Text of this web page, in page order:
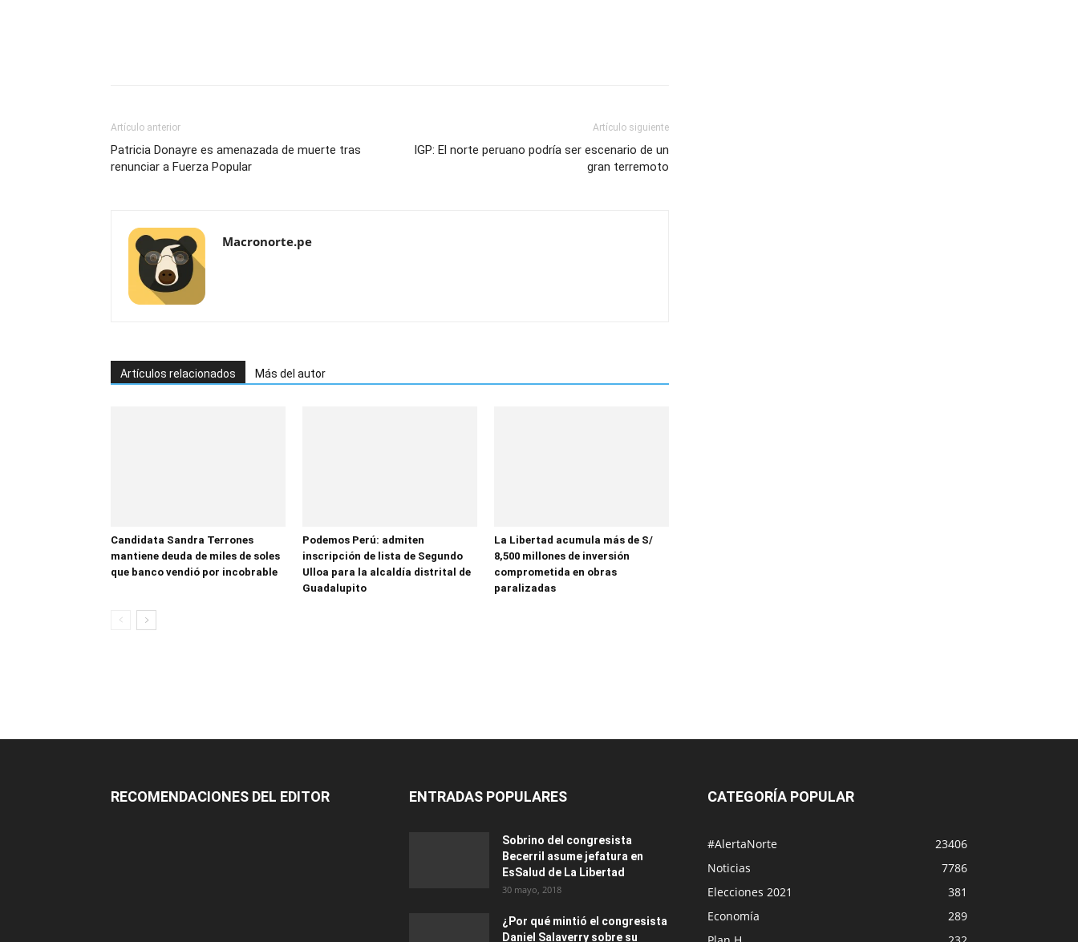
Artículo anterior
Patricia Donayre es amenazada de muerte tras
renunciar a Fuerza Popular
Artículo siguiente
IGP: El norte peruano podría ser escenario de un
gran terremoto
Macronorte.pe
Artículos relacionados Más del autor
Candidata Sandra Terrones
mantiene deuda de miles de soles
que banco vendió por incobrable
Podemos Perú: admiten
inscripción de lista de Segundo
Ulloa para la alcaldía distrital de
Guadalupito
La Libertad acumula más de S/
8,500 millones de inversión
comprometida en obras
paralizadas
RECOMENDACIONES DEL EDITOR ENTRADAS POPULARES
Sobrino del congresista
Becerril asume jefatura en
EsSalud de La Libertad
30 mayo, 2018
¿Por qué mintió el congresista
Daniel Salaverry sobre su
CATEGORÍA POPULAR
#AlertaNorte
23406
Noticias
7786
Elecciones 2021
381
Economía
289